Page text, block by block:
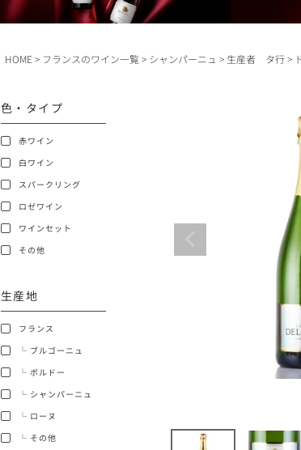
赤ワイン
価格帯から探す
HOME フランスのワイン一覧 シャンパーニュ 生産者 タ行
色・タイプ
赤ワイン
白ワイン
スパークリング
ロゼワイン
ワインセット
その他
生産地
フランス
└ ブルゴーニュ
└ ボルドー
└ シャンパーニュ
└ ローヌ
└ その他